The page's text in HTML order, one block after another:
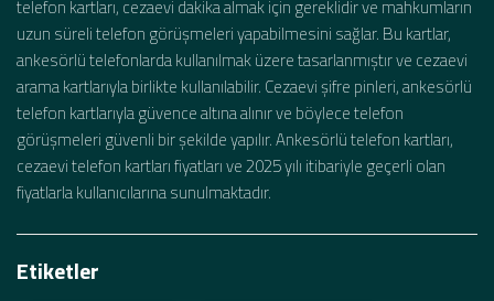
telefon kartları, cezaevi dakika almak için gereklidir ve mahkumların
uzun süreli telefon görüşmeleri yapabilmesini sağlar. Bu kartlar,
ankesörlü telefonlarda kullanılmak üzere tasarlanmıştır ve cezaevi
arama kartlarıyla birlikte kullanılabilir. Cezaevi şifre pinleri, ankesörlü
telefon kartlarıyla güvence altına alınır ve böylece telefon
görüşmeleri güvenli bir şekilde yapılır. Ankesörlü telefon kartları,
cezaevi telefon kartları fiyatları ve 2025 yılı itibariyle geçerli olan
fiyatlarla kullanıcılarına sunulmaktadır.
Etiketler